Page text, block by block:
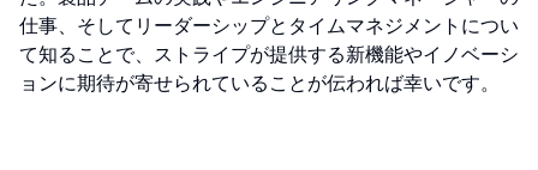
仕事、そしてリーダーシップとタイムマネジメントについ
て知ることで、ストライプが提供する新機能やイノベーシ
ョンに期待が寄せられていることが伝われば幸いです。